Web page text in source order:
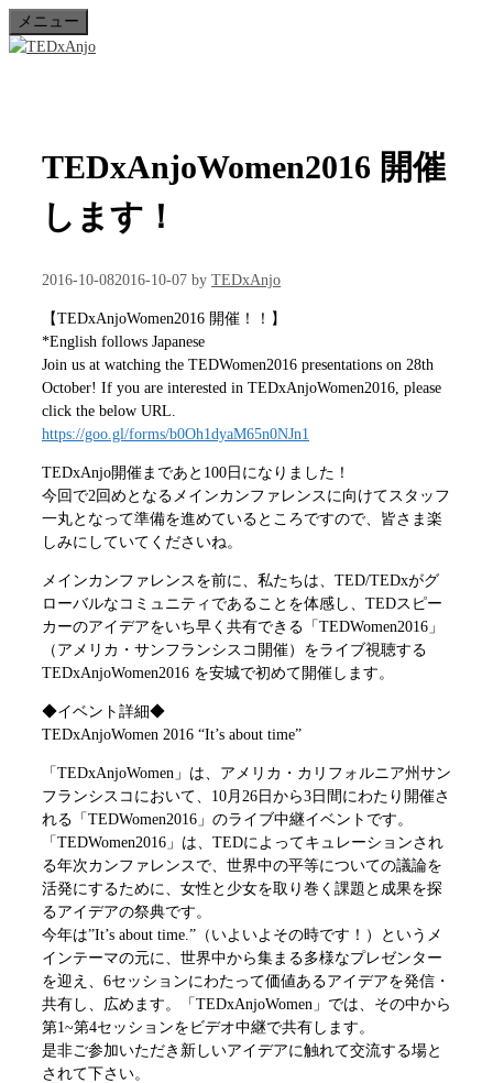
ン
メニュー
TEDxAnjoWomen2016 開催
します！
2016-10-082016-10-07 by TEDxAnjo
【TEDxAnjoWomen2016 開催！！】
*English follows Japanese
Join us at watching the TEDWomen2016 presentations on 28th
October! If you are interested in TEDxAnjoWomen2016, please
click the below URL.
https://goo.gl/forms/b0Oh1dyaM65n0NJn1
TEDxAnjo開催まであと100日になりました！
今回で2回めとなるメインカンファレンスに向けてスタッフ
一丸となって準備を進めているところですので、皆さま楽
しみにしていてくださいね。
メインカンファレンスを前に、私たちは、TED/TEDxがグ
ローバルなコミュニティであることを体感し、TEDスピー
カーのアイデアをいち早く共有できる「TEDWomen2016」
（アメリカ・サンフランシスコ開催）をライブ視聴する
TEDxAnjoWomen2016 を安城で初めて開催します。
◆イベント詳細◆
TEDxAnjoWomen 2016 “It’s about time”
「TEDxAnjoWomen」は、アメリカ・カリフォルニア州サン
フランシスコにおいて、10月26日から3日間にわたり開催さ
れる「TEDWomen2016」のライブ中継イベントです。
「TEDWomen2016」は、TEDによってキュレーションされ
る年次カンファレンスで、世界中の平等についての議論を
活発にするために、女性と少女を取り巻く課題と成果を探
るアイデアの祭典です。
今年は”It’s about time.”（いよいよその時です！）というメ
インテーマの元に、世界中から集まる多様なプレゼンター
を迎え、6セッションにわたって価値あるアイデアを発信・
共有し、広めます。「TEDxAnjoWomen」では、その中から
第1~第4セッションをビデオ中継で共有します。
是非ご参加いただき新しいアイデアに触れて交流する場と
されて下さい。